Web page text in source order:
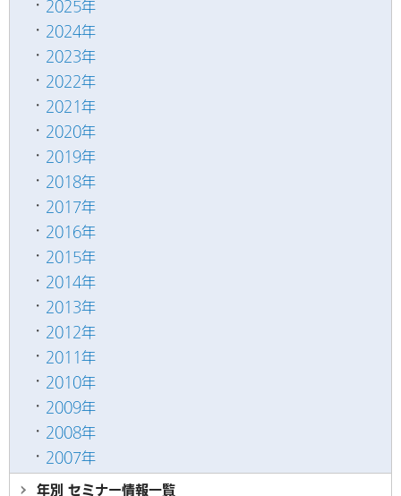
2025年
2024年
2023年
2022年
2021年
2020年
2019年
2018年
2017年
2016年
2015年
2014年
2013年
2012年
2011年
2010年
2009年
2008年
2007年
年別 セミナー情報一覧